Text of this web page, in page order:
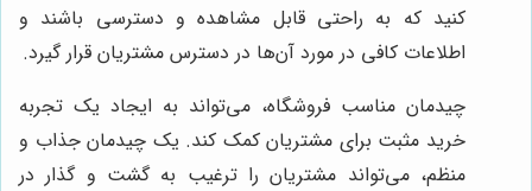
کنید که به راحتی قابل مشاهده و دسترسی باشند و
اطلاعات کافی در مورد آن‌ها در دسترس مشتریان قرار گیرد.
چیدمان مناسب فروشگاه، می‌تواند به ایجاد یک تجربه
خرید مثبت برای مشتریان کمک کند. یک چیدمان جذاب و
منظم، می‌تواند مشتریان را ترغیب به گشت و گذار در